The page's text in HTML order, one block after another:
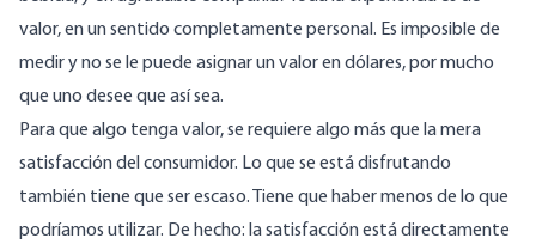
valor, en un sentido completamente personal. Es imposible de
medir y no se le puede asignar un valor en dólares, por mucho
que uno desee que así sea.
Para que algo tenga valor, se requiere algo más que la mera
satisfacción del consumidor. Lo que se está disfrutando
también tiene que ser escaso. Tiene que haber menos de lo que
podríamos utilizar. De hecho: la satisfacción está directamente